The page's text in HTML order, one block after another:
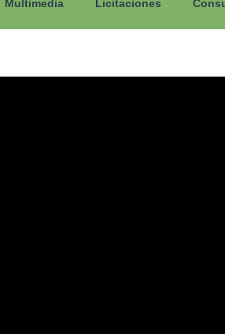
Multimedia Licitaciones